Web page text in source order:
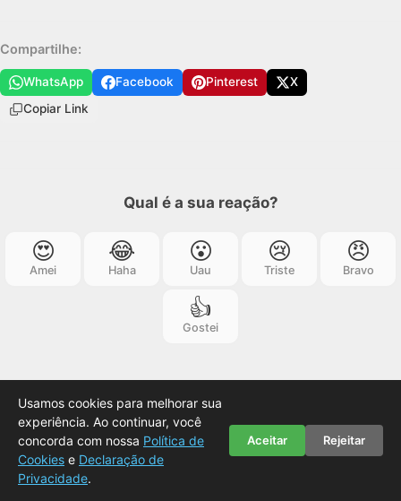
Compartilhe:
WhatsApp Facebook Pinterest
X
Copiar Link
Qual é a sua reação?
😍
Amei
😂
Haha
😮
Uau
😢
Triste
😠
Bravo
👍
Gostei
Você também vai gostar
Usamos cookies para melhorar sua
experiência. Ao continuar, você
concorda com nossa Política de
Cookies e Declaração de
Privacidade.
Aceitar Rejeitar